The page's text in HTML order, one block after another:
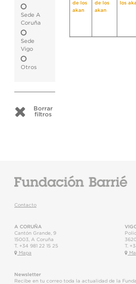
Sede A
Coruña
Sede
Vigo
Otros
Borrar
filtros
de los
akan
de los
akan
los
Contacto
A CORUÑA
Cantón Grande, 9
15003
A Coruña
T. +34 981 22 15 25
Mapa
T.
Newsletter
Recibe en tu correo toda la actualidad de la